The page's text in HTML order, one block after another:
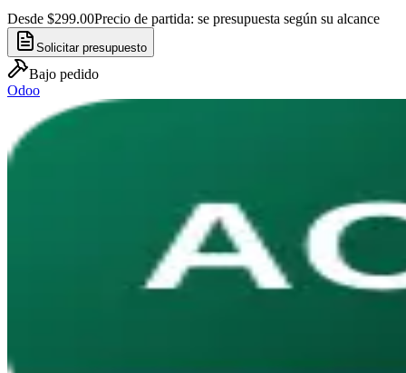
Desde $299.00Precio de partida: se presupuesta según su alcance
Solicitar presupuesto
Bajo pedido
Odoo